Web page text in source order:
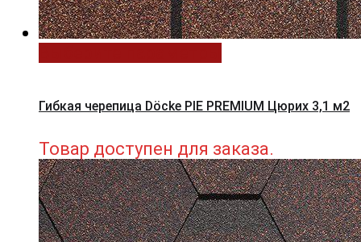
Гибкая черепица Döcke PIE PREMIUM Цюрих 3,1 м2
Товар доступен для заказа.